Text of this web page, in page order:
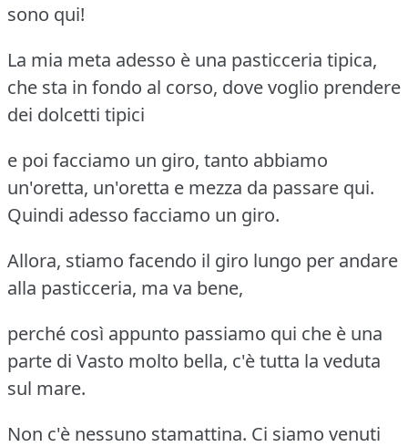
sono qui!
La mia meta adesso è una pasticceria tipica,
che sta in fondo al corso, dove voglio prendere
dei dolcetti tipici
e poi facciamo un giro, tanto abbiamo
un'oretta, un'oretta e mezza da passare qui.
Quindi adesso facciamo un giro.
Allora, stiamo facendo il giro lungo per andare
alla pasticceria, ma va bene,
perché così appunto passiamo qui che è una
parte di Vasto molto bella, c'è tutta la veduta
sul mare.
Non c'è nessuno stamattina. Ci siamo venuti